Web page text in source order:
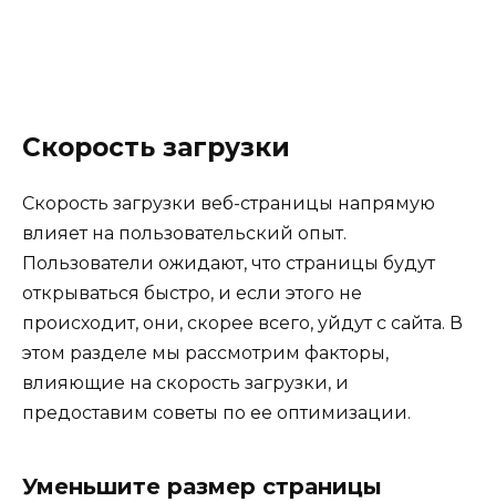
Скорость загрузки
Скорость загрузки веб-страницы напрямую
влияет на пользовательский опыт.
Пользователи ожидают, что страницы будут
открываться быстро, и если этого не
происходит, они, скорее всего, уйдут с сайта. В
этом разделе мы рассмотрим факторы,
влияющие на скорость загрузки, и
предоставим советы по ее оптимизации.
Уменьшите размер страницы